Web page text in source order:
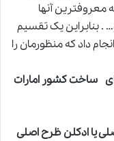
معروفترین آنها
. بنابراین یک تقسیم
داد که منظورمان را
های ساخت کشور امارات
یا ادکلن ظرح اصلی